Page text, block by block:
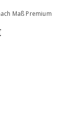
Maß Premium